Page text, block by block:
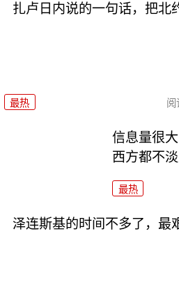
扎卢日内说的一句话，把北
最热 阅
信息量很
西方都不
最热
泽连斯基的时间不多了，最